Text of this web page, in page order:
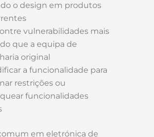
o design em produtos
vulnerabilidades mais
que a equipa de
original
a funcionalidade para
restrições ou
funcionalidades
em eletrónica de